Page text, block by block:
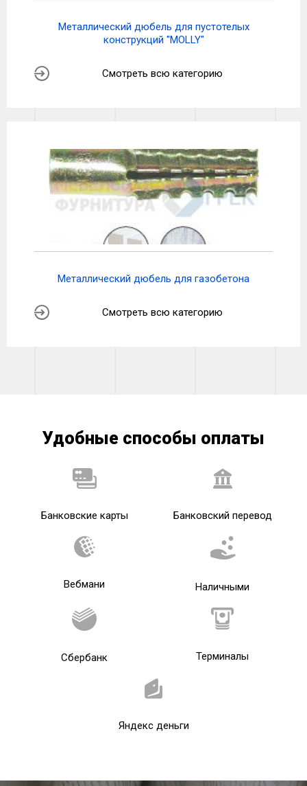
Металлический дюбель для пустотелых
конструкций "MOLLY"
Смотреть всю категорию
Металлический дюбель для газобетона
Смотреть всю категорию
Удобные способы оплаты
Банковские карты Банковский перевод
Вебмани Наличными
Сбербанк Терминалы
Яндекс деньги